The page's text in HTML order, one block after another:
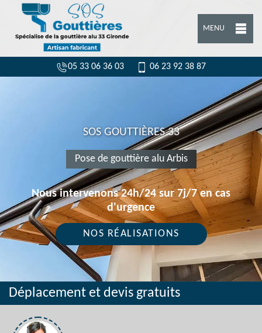
MENU
05 33 06 36 03 06 23 92 38 87
SOS GOUTTIÈRES 33
Pose de gouttière alu Arbis
Nous intervenons 24h/24 sur 7j/7 en cas
d'urgence
NOS RÉALISATIONS
Déplacement et devis gratuits